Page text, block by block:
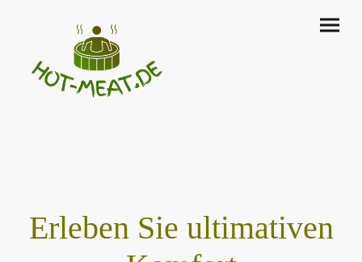
Erleben Sie ultimativen